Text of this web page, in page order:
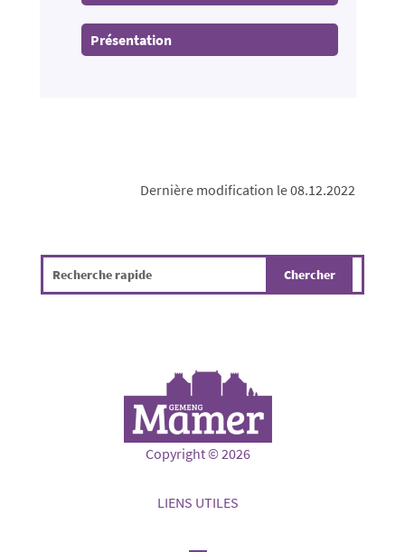
Présentation
Dernière modification le 08.12.2022
Copyright © 2026
LIENS UTILES